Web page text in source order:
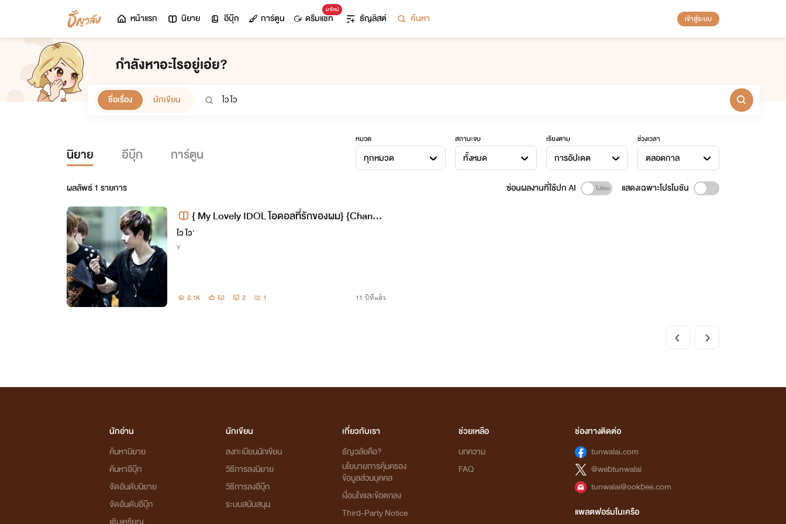
หน้าแรก นิยาย อีบุ๊ก การ์ตูน
มาใหม่
ดรีมแชท ธัญลิสต์ ค้นหา เข้าสู่ระบบ
กำลังหาอะไรอยู่เอ่ย?
ชื่อเรื่อง นักเขียน
นิยาย อีบุ๊ก การ์ตูน
หมวด
ทุกหมวด
สถานะจบ
ทั้งหมด
เรียงตาม
การอัปเดต
ช่วงเวลา
ตลอดกาล
ผลลัพธ์1 รายการ ซ่อนผลงานที่ใช้ปก AI แสดงเฉพาะโปรโมชัน
{ My Lovely IDOL ไอดอลที่รักของผม} {ChanBa
ek x EXO}
ไว ไว'
Y
2.1K 52 2 1 11 ปีที่แล้ว
นักอ่าน
ค้นหานิยาย
ค้นหาอีบุ๊ก
จัดอันดับนิยาย
จัดอันดับอีบุ๊ก
นักเขียน
ลงทะเบียนนักเขียน
วิธีการลงนิยาย
วิธีการลงอีบุ๊ก
ระบบสนับสนุน
เกี่ยวกับเรา
ธัญวลัยคือ?
นโยบายการคุ้มครอง
ข้อมูลส่วนบุคคล
เงื่อนไขและข้อตกลง
Third-Party Notice
ช่วยเหลือ
บทความ
FAQ
ช่องทางติดต่อ
tunwalai.com
@webtunwalai
tunwalai@ookbee.com
แพลตฟอร์มในเครือ